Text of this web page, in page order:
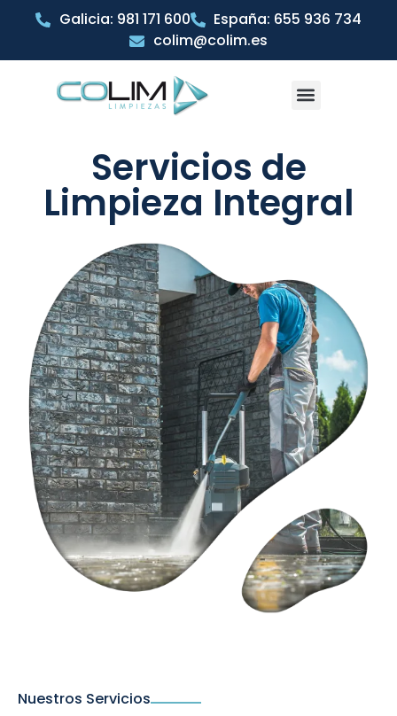
Galicia: 981 171 600
España: 655 936 734
colim@colim.es
Servicios de
Limpieza Integral
Nuestros Servicios